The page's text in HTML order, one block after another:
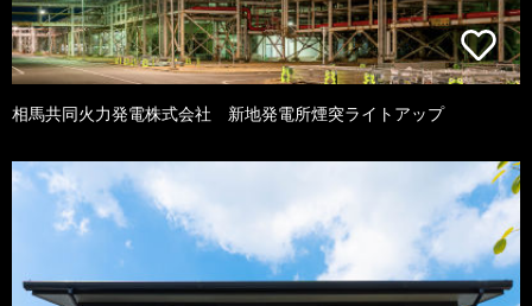
相馬共同火力発電株式会社 新地発電所煙突ライトアップ